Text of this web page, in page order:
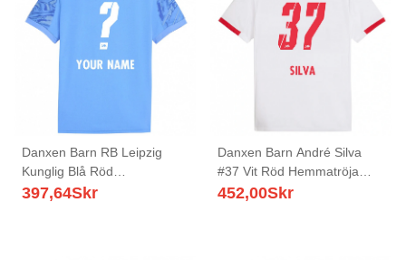
Danxen Barn RB Leipzig
Kunglig Blå Röd
Målvaktströja 2025/26 T-
397,64Skr
Danxen Barn André Silva
#37 Vit Röd Hemmatröja
Matchtröjor 2025/26 Tröjor
452,00Skr